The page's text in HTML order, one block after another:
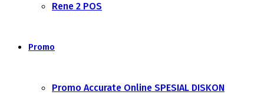
Rene 2 POS
Promo
Promo Accurate Online SPESIAL DISKON